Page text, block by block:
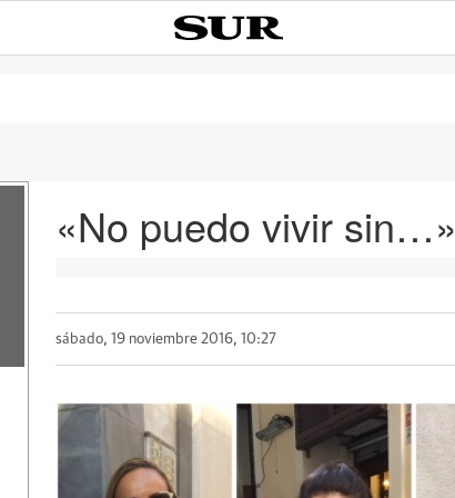
«No puedo vivir sin…»
sábado, 19 noviembre 2016, 10:27